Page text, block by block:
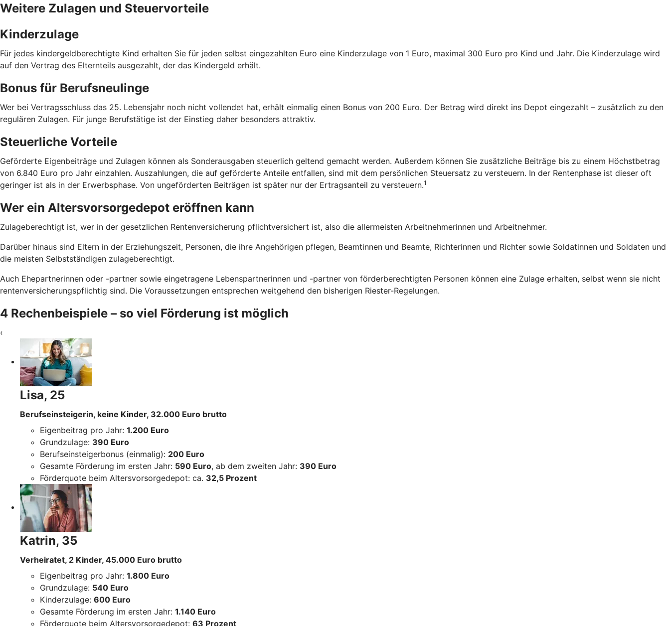
Weitere Zulagen und Steuervorteile
Kinderzulage
Für jedes kindergeldberechtigte Kind erhalten Sie für jeden selbst eingezahlten Euro eine Kinderzulage von 1 Euro, maximal 300 Euro pro Kind und Jahr. Die Kinderzulage wird
auf den Vertrag des Elternteils ausgezahlt, der das Kindergeld erhält.
Bonus für Berufsneulinge
Wer bei Vertragsschluss das 25. Lebensjahr noch nicht vollendet hat, erhält einmalig einen Bonus von 200 Euro. Der Betrag wird direkt ins Depot eingezahlt – zusätzlich zu den
regulären Zulagen. Für junge Berufstätige ist der Einstieg daher besonders attraktiv.
Steuerliche Vorteile
Geförderte Eigenbeiträge und Zulagen können als Sonderausgaben steuerlich geltend gemacht werden. Außerdem können Sie zusätzliche Beiträge bis zu einem Höchstbetrag
von 6.840 Euro pro Jahr einzahlen. Auszahlungen, die auf geförderte Anteile entfallen, sind mit dem persönlichen Steuersatz zu versteuern. In der Rentenphase ist dieser oft
geringer ist als in der Erwerbsphase. Von ungeförderten Beiträgen ist später nur der Ertragsanteil zu versteuern.1
Wer ein Altersvorsorgedepot eröffnen kann
Zulageberechtigt ist, wer in der gesetzlichen Rentenversicherung pflichtversichert ist, also die allermeisten Arbeitnehmerinnen und Arbeitnehmer.
Darüber hinaus sind Eltern in der Erziehungszeit, Personen, die ihre Angehörigen pflegen, Beamtinnen und Beamte, Richterinnen und Richter sowie Soldatinnen und Soldaten und
die meisten Selbstständigen zulageberechtigt.
Auch Ehepartnerinnen oder -partner sowie eingetragene Lebenspartnerinnen und -partner von förderberechtigten Personen können eine Zulage erhalten, selbst wenn sie nicht
rentenversicherungspflichtig sind. Die Voraussetzungen entsprechen weitgehend den bisherigen Riester-Regelungen.
4 Rechenbeispiele – so viel Förderung ist möglich
‹
Lisa, 25
Berufseinsteigerin, keine Kinder, 32.000 Euro brutto
Eigenbeitrag pro Jahr: 1.200 Euro
Grundzulage: 390 Euro
Berufseinsteigerbonus (einmalig): 200 Euro
Gesamte Förderung im ersten Jahr: 590 Euro, ab dem zweiten Jahr: 390 Euro
Förderquote beim Altersvorsorgedepot: ca. 32,5 Prozent
Katrin, 35
Verheiratet, 2 Kinder, 45.000 Euro brutto
Eigenbeitrag pro Jahr: 1.800 Euro
Grundzulage: 540 Euro
Kinderzulage: 600 Euro
Gesamte Förderung im ersten Jahr: 1.140 Euro
Förderquote beim Altersvorsorgedepot: 63 Prozent